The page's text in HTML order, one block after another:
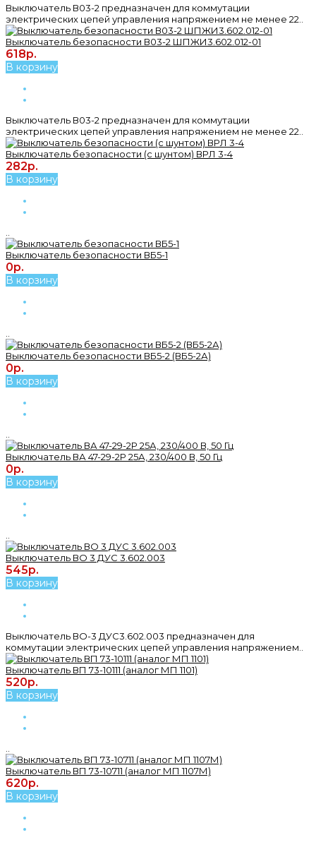
Выключатель В03-2 предназначен для коммутации
электрических цепей управления напряжением не менее 22..
Выключатель безопасности В03-2 ШПЖИ3.602.012-01
618р.
В корзину
Выключатель В03-2 предназначен для коммутации
электрических цепей управления напряжением не менее 22..
Выключатель безопасности (с шунтом) ВРЛ 3-4
282р.
В корзину
Выключатель безопасности ВБ5-1
0р.
В корзину
Выключатель безопасности ВБ5-2 (ВБ5-2А)
0р.
В корзину
Выключатель ВА 47-29-2Р 25А, 230/400 В, 50 Гц
0р.
В корзину
Выключатель ВО 3 ДУС 3.602.003
545р.
В корзину
Выключатель ВО-3 ДУС3.602.003 предназначен для
коммутации электрических цепей управления напряжением..
Выключатель ВП 73-10111 (аналог МП 1101)
520р.
В корзину
Выключатель ВП 73-10711 (аналог МП 1107М)
620р.
В корзину